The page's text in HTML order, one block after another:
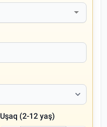
Uşaq (2-12 yaş)